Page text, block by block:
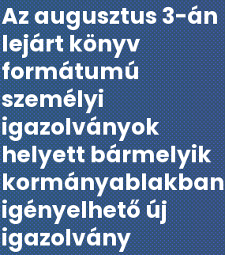
Az augusztus 3-án
lejárt könyv
formátumú
személyi
igazolványok
helyett bármelyik
kormányablakban
igényelhető új
igazolvány